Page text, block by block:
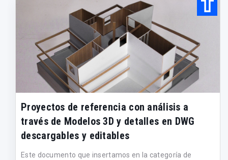
Proyectos de referencia con análisis a
través de Modelos 3D y detalles en DWG
descargables y editables
Este documento que insertamos en la categoría de